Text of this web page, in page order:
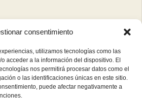
consentimiento
utilizamos tecnologías como las
acceder a la información del dispositivo. El
nos permitirá procesar datos como el
o las identificaciones únicas en este sitio.
puede afectar negativamente a